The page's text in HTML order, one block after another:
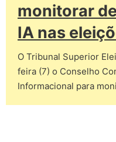
monitorar
IA nas
O Tribunal Superior
feira (7) o Conselho
Informacional para